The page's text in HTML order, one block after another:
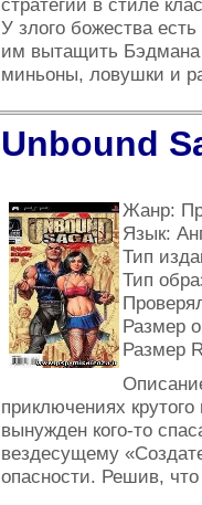
стратегий в стиле
У злого божества
им вытащить Бэдмана
миньоны, ловушки и
Unbound
Жанр:
Язык:
Тип
Тип
Размер
Размер
приключениях
вынужден кого-то
вездесущему
опасности. Решив,